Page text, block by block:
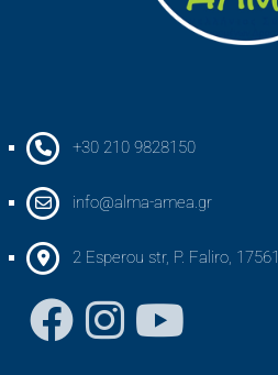
+30 210 9828150
info@alma-amea.gr
2 Esperou str, P. Faliro, 17561